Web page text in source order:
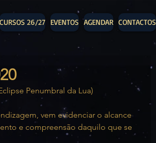
CURSOS 26/27 EVENTOS AGENDAR CONTACTOS
Penumbral da Lua)
vem evidenciar o alcance
e compreensão daquilo que se